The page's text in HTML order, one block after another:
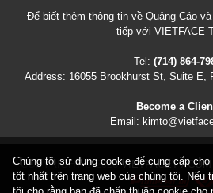
Để biết thêm thông tin về Quảng Cáo
tiếp với VIETFACE
Tel: (714) 864-
Address: 16055 Brookhurst St, Suite E,
Become a
Email:
COPYRIGHT © 2026VIETFACETV.COM
Chúng tôi sử dụng cookie để cung cấp cho
tốt nhất trên trang web của chúng tôi. Nếu